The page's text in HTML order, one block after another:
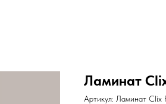
Ламинат
Артикул: Ламинат Clix